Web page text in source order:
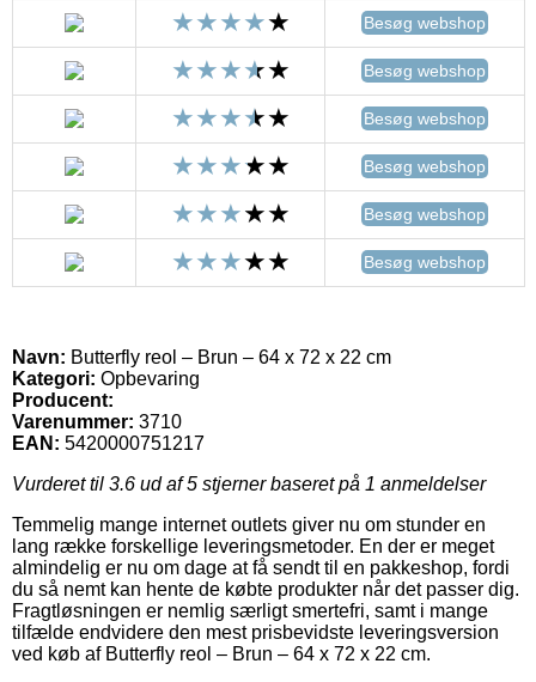
Besøg webshop
Besøg webshop
Besøg webshop
Besøg webshop
Besøg webshop
Besøg webshop
Navn: Butterfly reol – Brun – 64 x 72 x 22 cm
Kategori: Opbevaring
Producent:
Varenummer: 3710
EAN: 5420000751217
Vurderet til 3.6 ud af 5 stjerner baseret på 1 anmeldelser
Temmelig mange internet outlets giver nu om stunder en
lang række forskellige leveringsmetoder. En der er meget
almindelig er nu om dage at få sendt til en pakkeshop, fordi
du så nemt kan hente de købte produkter når det passer dig.
Fragtløsningen er nemlig særligt smertefri, samt i mange
tilfælde endvidere den mest prisbevidste leveringsversion
ved køb af Butterfly reol – Brun – 64 x 72 x 22 cm.